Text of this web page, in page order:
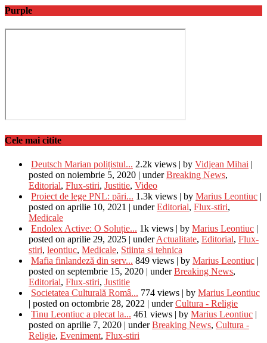
Purple
Cele mai citite
Deutsch Marian polițistul... 2.2k views | by Vidjean Mihai |
posted on noiembrie 5, 2020 | underBreaking News,
Editorial, Flux-stiri, Justitie, Video
Proiect de lege PNL: pări... 1.3k views | by Marius Leontiuc |
posted on aprilie 10, 2021 | underEditorial, Flux-stiri,
Medicale
Endolex Active: O Soluție... 1k views | by Marius Leontiuc |
posted on aprilie 29, 2025 | underActualitate, Editorial, Flux-
stiri, leontiuc, Medicale, Stiinta si tehnica
Mafia finlandeză din serv... 849 views | by Marius Leontiuc |
posted on septembrie 15, 2020 | underBreaking News,
Editorial, Flux-stiri, Justitie
Societatea Culturală Româ... 774 views | by Marius Leontiuc
| posted on octombrie 28, 2022 | underCultura - Religie
Tinu Leontiuc a plecat la... 461 views | by Marius Leontiuc |
posted on aprilie 7, 2020 | underBreaking News, Cultura -
Religie, Eveniment, Flux-stiri